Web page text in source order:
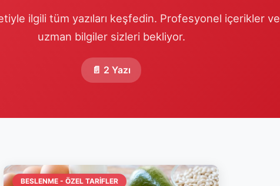
ilgili tüm yazıları keşfedin. Profesyonel içerikler ve
uzman bilgiler sizleri bekliyor.
📄 2 Yazı
BESLENME - ÖZEL TARIFLER